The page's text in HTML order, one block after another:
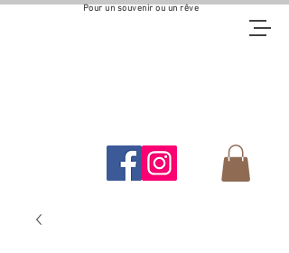
Pour un souvenir ou un rêve